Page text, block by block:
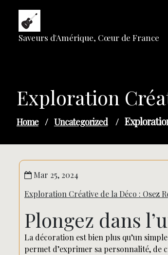
content
Saveurs d'Amérique, Cœur de France
Exploration
Home / Uncategorized /
Mar 25, 2024
Exploration Créative de la Déco : Osez
Plongez dans
La décoration est bien plus qu’un
permet d’exprimer sa personnalité, de